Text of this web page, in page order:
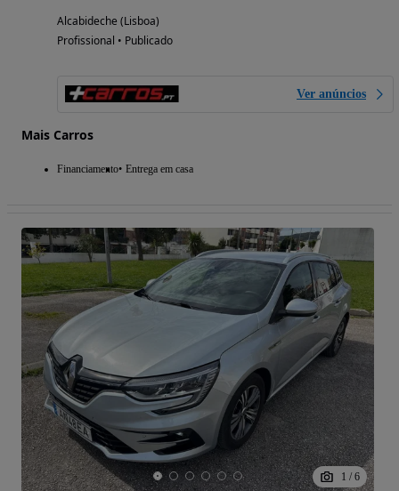
Alcabideche (Lisboa)
Profissional • Publicado
Ver anúncios
Mais Carros
Financiamento Entrega em casa
1 / 6